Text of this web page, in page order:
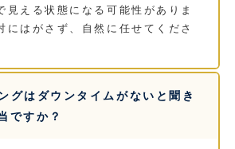
見える状態になる可能性がありま
にはがさず、自然に任せてくださ
グはダウンタイムがないと聞き
ですか？